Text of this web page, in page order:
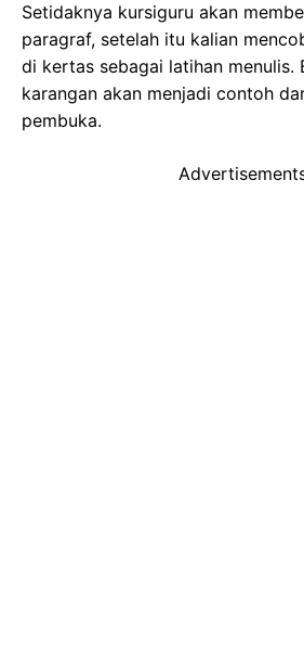
Setidaknya kursiguru akan
paragraf, setelah itu kalian
di kertas sebagai latihan menulis.
karangan akan menjadi contoh
pembuka.